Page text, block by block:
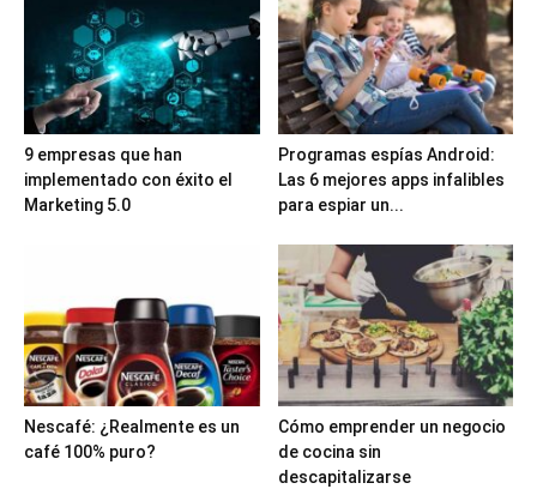
9 empresas que han
implementado con éxito el
Marketing 5.0
Programas espías Android:
Las 6 mejores apps infalibles
para espiar un...
Nescafé: ¿Realmente es un
café 100% puro?
Cómo emprender un negocio
de cocina sin
descapitalizarse